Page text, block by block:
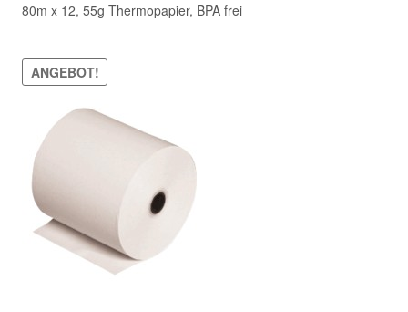
Thermorollen 80x80x12
EC-Cash Rollen
Kassenrollen
Bonrollen
Mein Konto
Hersteller/Gerät
80m x 12, 55g Thermopapier, BPA frei
ANGEBOT!